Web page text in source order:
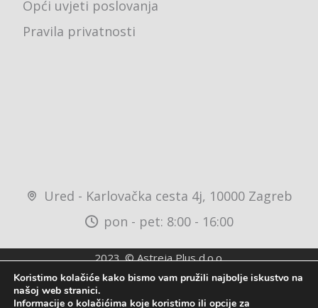
Opći uvjeti poslovanja
Pravila privatnosti
Ured - Karlovačka cesta 4j, 10000 Zagreb
pon - pet: 8:00 - 16:00
2023. © Astreja Plus d.o.o.
Izrada web stranica- IT DESIGN &kT dizajn
Koristimo kolačiće kako bismo vam pružili najbolje iskustvo na
našoj web stranici.
Informacije o kolačićima koje koristimo ili opcije za